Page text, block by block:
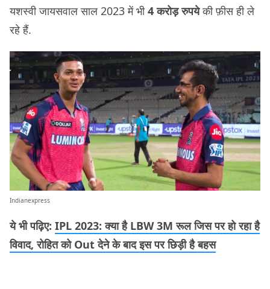
यशस्वी जायसवाल साल 2023 में भी4 करोड़ रुपयेकी फ़ीस ही ले
रहे हैं.
Indianexpress
ये भी पढ़िए: IPL 2023: क्या है LBW 3M रूल जिस पर हो रहा है
विवाद, रोहित को Out देने के बाद इस पर छिड़ी है बहस